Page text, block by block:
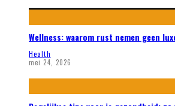
Wellness: waarom rust nemen geen
Health
mei 24, 2026